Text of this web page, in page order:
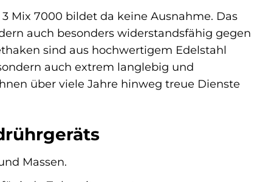
Mix 7000 bildet da keine Ausnahme. Das
auch besonders widerstandsfähig gegen
sind aus hochwertigem Edelstahl
auch extrem langlebig und
über viele Jahre hinweg treue Dienste
Massen.